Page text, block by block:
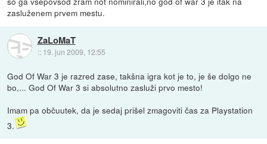
zasluženem prvem mestu.
ZaLoMaT
:: 19. jun 2009, 12:55
God Of War 3 je razred zase, takšna igra kot je to, je še dolgo ne
bo,... God Of War 3 si absolutno zasluži prvo mesto!
Imam pa občuutek, da je sedaj prišel zmagoviti čas za Playstation
3.